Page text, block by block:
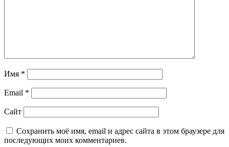
Имя *
Email *
Сайт
Сохранить моё имя, email и адрес сайта в этом браузере для
последующих моих комментариев.